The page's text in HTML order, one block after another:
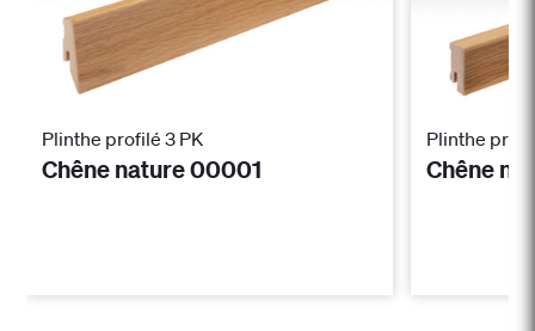
Plinthe profilé 3 PK
Chêne nature 00001
Plinthe
Chêne